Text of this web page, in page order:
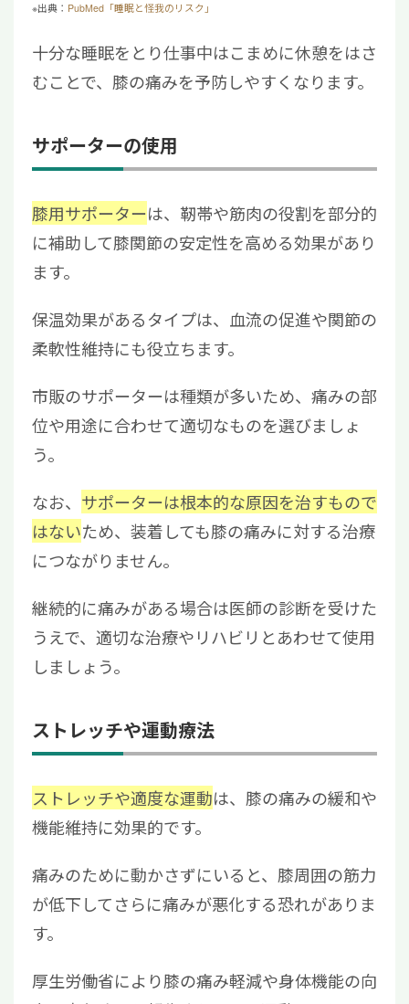
※出典： PubMed「睡眠と怪我のリスク」
十分な睡眠をとり仕事中はこまめに休憩をはさ
むことで、膝の痛みを予防しやすくなります。
サポーターの使用
膝用サポーターは、靭帯や筋肉の役割を部分的
に補助して膝関節の安定性を高める効果があり
ます。
保温効果があるタイプは、血流の促進や関節の
柔軟性維持にも役立ちます。
市販のサポーターは種類が多いため、痛みの部
位や用途に合わせて適切なものを選びましょ
う。
なお、 サポーターは根本的な原因を治すもので
はないため、装着しても膝の痛みに対する治療
につながりません。
継続的に痛みがある場合は医師の診断を受けた
うえで、適切な治療やリハビリとあわせて使用
しましょう。
ストレッチや運動療法
ストレッチや適度な運動は、膝の痛みの緩和や
機能維持に効果的です。
痛みのために動かさずにいると、膝周囲の筋力
が低下してさらに痛みが悪化する恐れがありま
す。
厚生労働省により膝の痛み軽減や身体機能の向